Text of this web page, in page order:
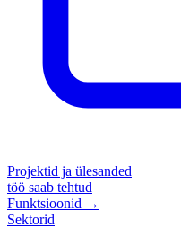
Projektid ja ülesanded
töö saab tehtud
Funktsioonid →
Sektorid